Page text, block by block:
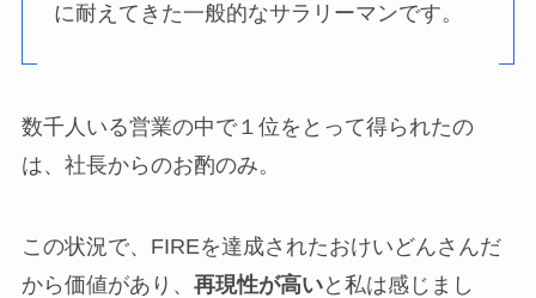
に耐えてきた一般的なサラリーマンです。
数千人いる営業の中で１位をとって得られたの
は、社長からのお酌のみ。
この状況で、FIREを達成されたおけいどんさんだ
から価値があり、 再現性が高いと私は感じまし